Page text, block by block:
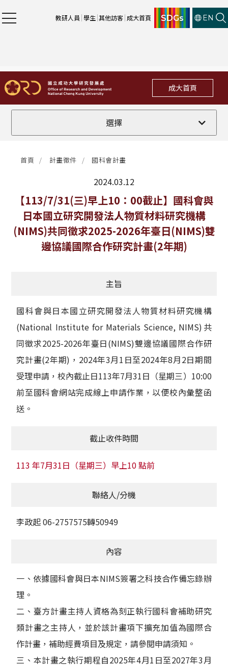
教研人員 學生 其他訪客 成大首頁 SDGs EN
成大首頁
選擇
全部
法規修訂
補助獎項
獲獎名單
其他
活動花絮
首頁 計畫徵件 國科會計畫
2024.03.12
最新消息
【113/7/31(三)早上10：00截止】國科會與
日本國立研究開發法人物質材料研究機構
(NIMS)共同徵求2025-2026年臺日(NIMS)雙
邊協議國際合作研究計畫(2年期)
主旨
國科會與日本國立研究開發法人物質材料研究機構
(National Institute for Materials Science, NIMS)共
同徵求2025-2026年臺日(NIMS)雙邊協議國際合作研
究計畫(2年期)，2024年3月1日至2024年8月2日期間
受理申請，校內截止日113年7月31日（星期三）10:00
前至國科會網站完成線上申請作業，以便校內彙整函
送。
截止收件時間
113 年7月31日（星期三）早上10 點前
聯絡人/分機
李政起 06-2757575轉50949
內容
一、依據國科會與日本NIMS簽署之科技合作備忘錄辦
理。
二、臺方計畫主持人資格為刻正執行國科會補助研究
類計畫之主持人，並於該計畫項下擴充加值為國際合
作計畫，補助經費項目及規定，請參閱申請須知。
三、本計畫之執行期程自2025年4月1日至2027年3月